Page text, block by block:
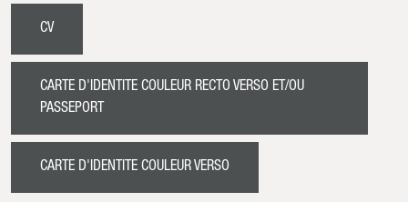
CV
CARTE D'IDENTITE COULEUR RECTO VERSO ET/OU
PASSEPORT
CARTE D'IDENTITE COULEUR VERSO